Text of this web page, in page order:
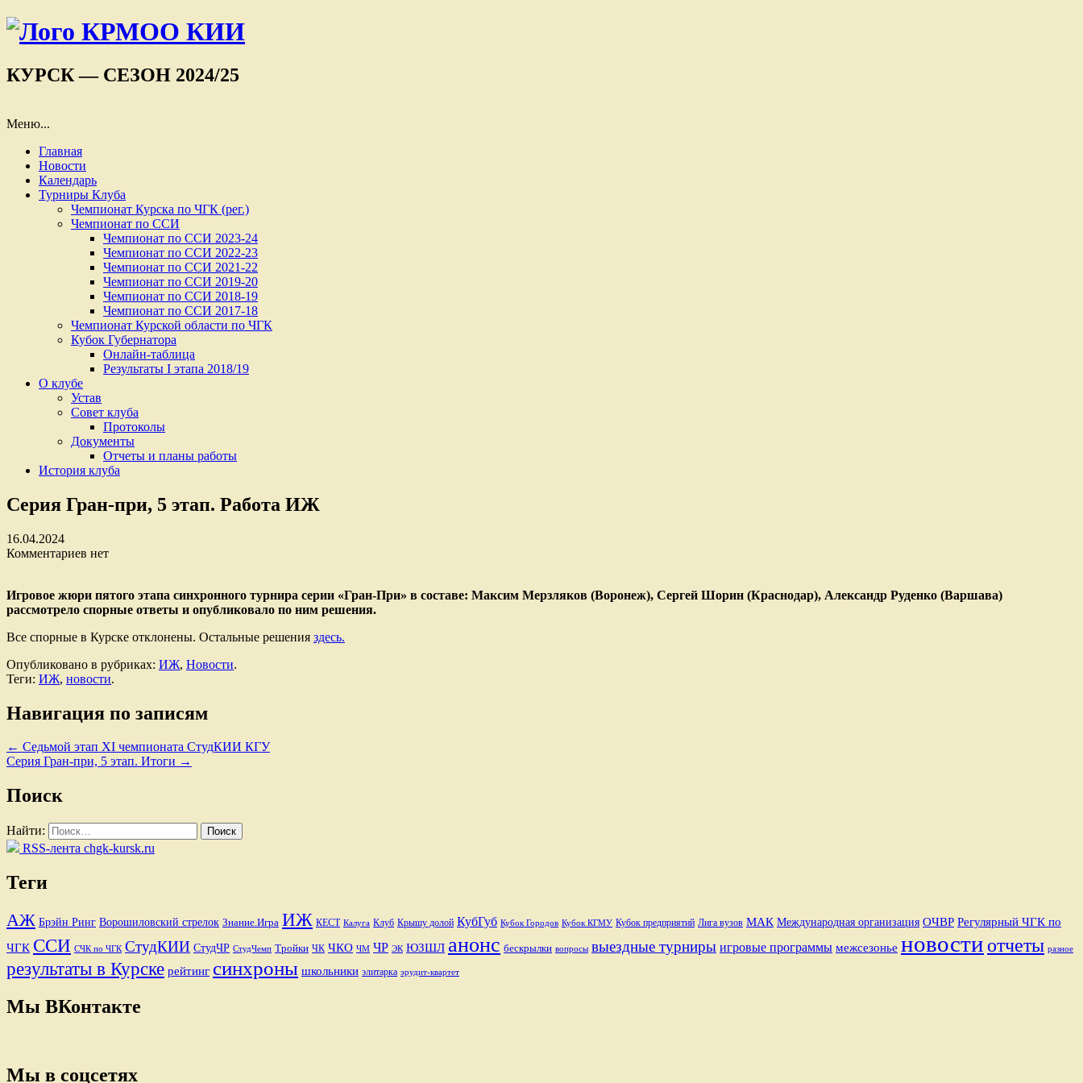
КУРСК — СЕЗОН 2024/25
Меню...
Главная
Новости
Календарь
Турниры Клуба
Чемпионат Курска по ЧГК (рег.)
Чемпионат по ССИ
Чемпионат по ССИ 2023-24
Чемпионат по ССИ 2022-23
Чемпионат по ССИ 2021-22
Чемпионат по ССИ 2019-20
Чемпионат по ССИ 2018-19
Чемпионат по ССИ 2017-18
Чемпионат Курской области по ЧГК
Кубок Губернатора
Онлайн-таблица
Результаты I этапа 2018/19
О клубе
Устав
Cовет клуба
Протоколы
Документы
Отчеты и планы работы
История клуба
Серия Гран-при, 5 этап. Работа ИЖ
16.04.2024
Комментариев нет
Игровое жюри пятого этапа синхронного турнира серии «Гран-При» в составе: Максим Мерзляков (Воронеж), Сергей Шорин (Краснодар), Александр Руденко (Варшава)
рассмотрело спорные ответы и опубликовало по ним решения.
Все спорные в Курске отклонены. Остальные решения здесь.
Опубликовано в рубриках: ИЖ, Новости.
Теги: ИЖ, новости.
Навигация по записям
← Седьмой этап XI чемпионата СтудКИИ КГУ
Серия Гран-при, 5 этап. Итоги →
Поиск
Найти:
RSS-лента chgk-kursk.ru
Теги
АЖ Брэйн Ринг Ворошиловский стрелок Знание.Игра ИЖ КЕСТ Калуга Клуб Крышу долой КубГуб Кубок Городов Кубок КГМУ Кубок предприятий Лига вузов МАК Международная организация ОЧВР Регулярный ЧГК по
ЧГК ССИ СЧК по ЧГК СтудКИИ СтудЧР СтудЧемп Тройки ЧК ЧКО ЧМ ЧР ЭК ЮЗШЛ анонс бескрылки вопросы выездные турниры игровые программы межсезонье новости отчеты разное
результаты в Курске рейтинг синхроны школьники элитарка эрудит-квартет
Мы ВКонтакте
Мы в соцсетях